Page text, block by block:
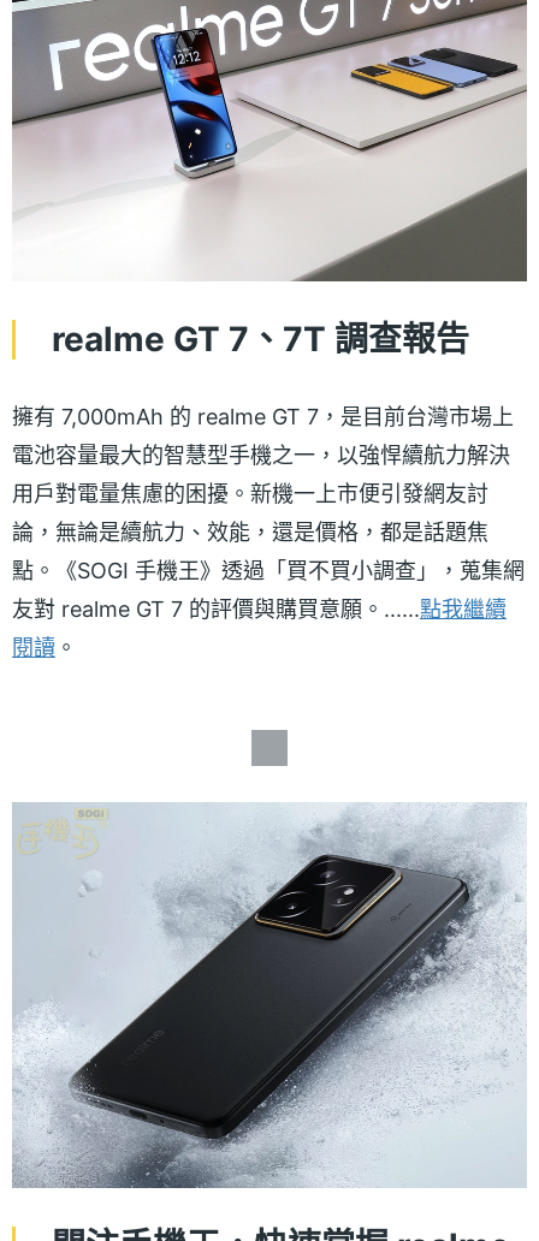
realme GT 7、7T 調查報告
擁有 7,000mAh 的 realme GT 7，是目前台灣市場上
電池容量最大的智慧型手機之一，以強悍續航力解決
用戶對電量焦慮的困擾。新機一上市便引發網友討
論，無論是續航力、效能，還是價格，都是話題焦
點。《SOGI 手機王》透過「買不買小調查」，蒐集網
友對 realme GT 7 的評價與購買意願。......點我繼續
閱讀 。